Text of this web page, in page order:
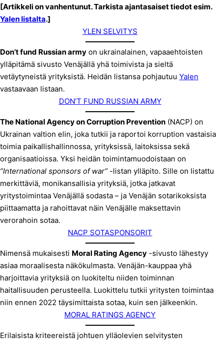
[Artikkeli on vanhentunut. Tarkista ajantasaiset tiedot esim.
Yalen listalta.]
YLEN SELVITYS
Don’t fund Russian army on ukrainalainen, vapaaehtoisten
ylläpitämä sivusto Venäjällä yhä toimivista ja sieltä
vetäytyneistä yrityksistä. Heidän listansa pohjautuu Yalen
vastaavaan listaan.
DON’T FUND RUSSIAN ARMY
The National Agency on Corruption Prevention (NACP) on
Ukrainan valtion elin, joka tutkii ja raportoi korruption vastaisia
toimia paikallishallinnossa, yrityksissä, laitoksissa sekä
organisaatioissa. Yksi heidän toimintamuodoistaan on
”International sponsors of war” -listan ylläpito. Sille on listattu
merkittäviä, monikansallisia yrityksiä, jotka jatkavat
yritystoimintaa Venäjällä sodasta – ja Venäjän sotarikoksista
piittaamatta ja rahoittavat näin Venäjälle maksettavin
verorahoin sotaa.
NACP SOTASPONSORIT
Nimensä mukaisesti Moral Rating Agency -sivusto lähestyy
asiaa moraalisesta näkökulmasta. Venäjän-kauppaa yhä
harjoittavia yrityksiä on luokiteltu niiden toiminnan
haitallisuuden perusteella. Luokittelu tutkii yritysten toimintaa
niin ennen 2022 täysimittaista sotaa, kuin sen jälkeenkin.
MORAL RATINGS AGENCY
Erilaisista kriteereistä johtuen ylläolevien selvitysten